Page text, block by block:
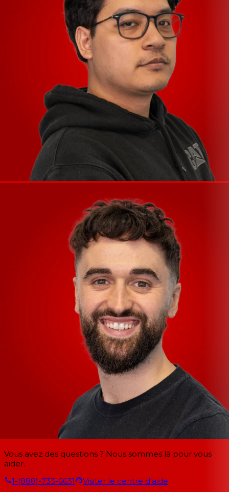
Vous avez des questions ? Nous sommes là pour vous
aider.
1-(888)-733-6631
Visiter le centre d'aide